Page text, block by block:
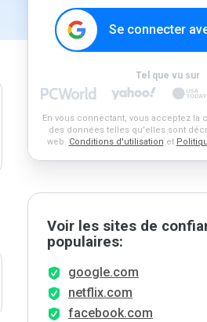
Se connecter
Tel que vu sur
En vous connectant, vous acceptez la
des données telles qu'elles sont
web. Conditions d'utilisation et
Voir les sites de
populaires:
google.com
netflix.com
facebook.com